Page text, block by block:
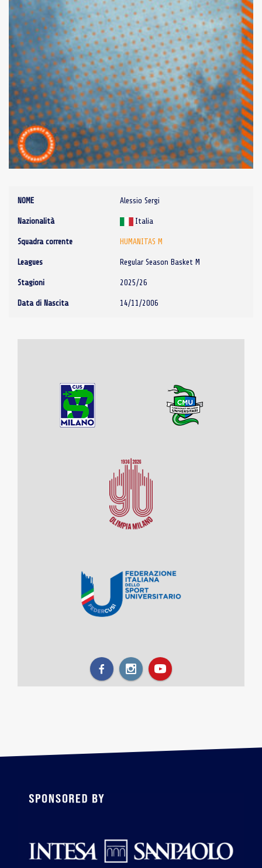
NOME Alessio Sergi
Nazionalità Italia
Squadra corrente HUMANITAS M
Leagues Regular Season Basket M
Stagioni 2025/26
Data di Nascita 14/11/2006